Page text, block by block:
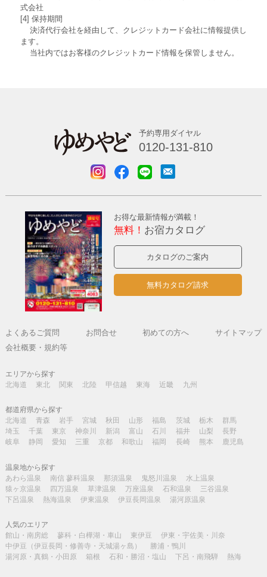
式会社
[4] 保持期間
決済代行会社を経由して、クレジットカード会社に情報提供し
ます。
当社内ではお客様のクレジットカード情報を保管しません。
予約専用ダイヤル
0120-131-810
お得な最新情報が満載！
無料！ お宿カタログ
カタログのご案内
無料カタログ請求
よくあるご質問 お問合せ 初めての方へ
サイトマップ
会社概要・規約等
エリアから探す
北海道
東北 関東 北陸 甲信越 東海 近畿 九州
都道府県から探す
北海道
青森 岩手 宮城 秋田 山形 福島 茨城 栃木
群馬
埼玉
千葉 東京 神奈川 新潟 富山 石川 福井 山梨
長野
岐阜
静岡 愛知 三重 京都 和歌山 福岡 長崎 熊本 鹿児島
温泉地から探す
あわら温泉
南信 蓼科温泉 那須温泉 鬼怒川温泉
水上温泉
猿ヶ京温泉
四万温泉 草津温泉 万座温泉 石和温泉
三谷温泉
下呂温泉
熱海温泉 伊東温泉 伊豆長岡温泉 湯河原温泉
人気のエリア
館山・南房総
蓼科・白樺湖・車山 東伊豆
伊東・宇佐美・川奈
中伊豆（伊豆長岡・修善寺・天城湯ヶ島）
勝浦・鴨川
湯河原・真鶴・小田原
箱根 石和・勝沼・塩山 下呂・南飛騨 熱海